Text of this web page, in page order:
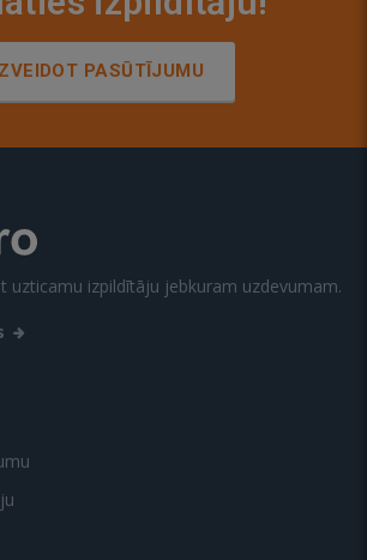
IZVEIDOT PASŪTĪJUMU
uzticamu izpildītāju jebkuram uzdevumam.